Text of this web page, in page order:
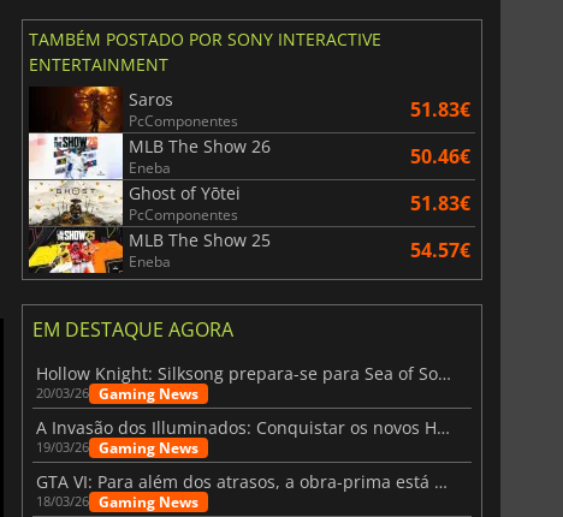
TAMBÉM POSTADO POR SONY INTERACTIVE
ENTERTAINMENT
Saros
PcComponentes 51.83€
MLB The Show 26
Eneba 50.46€
Ghost of Yōtei
PcComponentes 51.83€
MLB The Show 25
Eneba 54.57€
EM DESTAQUE AGORA
Hollow Knight: Silksong prepara-se para Sea of Sorrow com um patch
20/03/26 Gaming News
A Invasão dos Illuminados: Conquistar os novos Helldivers 2 Atualização!
19/03/26 Gaming News
GTA VI: Para além dos atrasos, a obra-prima está quase a chegar
18/03/26 Gaming News